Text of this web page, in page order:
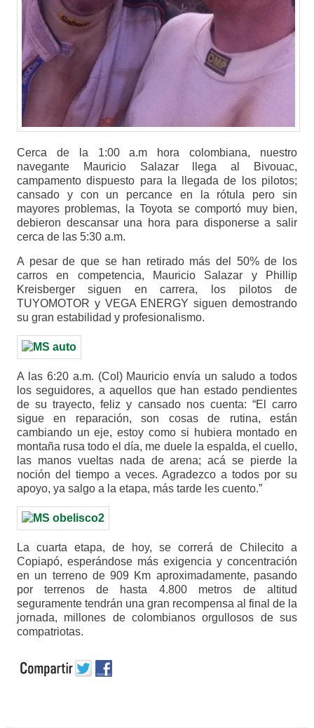
Cerca de la 1:00 a.m hora colombiana, nuestro
navegante Mauricio Salazar llega al Bivouac,
campamento dispuesto para la llegada de los pilotos;
cansado y con un percance en la rótula pero sin
mayores problemas, la Toyota se comportó muy bien,
debieron descansar una hora para disponerse a salir
cerca de las 5:30 a.m.
A pesar de que se han retirado más del 50% de los
carros en competencia, Mauricio Salazar y Phillip
Kreisberger siguen en carrera, los pilotos de
TUYOMOTOR y VEGA ENERGY siguen demostrando
su gran estabilidad y profesionalismo.
A las 6:20 a.m. (Col) Mauricio envía un saludo a todos
los seguidores, a aquellos que han estado pendientes
de su trayecto, feliz y cansado nos cuenta: “El carro
sigue en reparación, son cosas de rutina, están
cambiando un eje, estoy como si hubiera montado en
montaña rusa todo el día, me duele la espalda, el cuello,
las manos vueltas nada de arena; acá se pierde la
noción del tiempo a veces. Agradezco a todos por su
apoyo, ya salgo a la etapa, más tarde les cuento.”
La cuarta etapa, de hoy, se correrá de Chilecito a
Copiapó, esperándose más exigencia y concentración
en un terreno de 909 Km aproximadamente, pasando
por terrenos de hasta 4.800 metros de altitud
seguramente tendrán una gran recompensa al final de la
jornada, millones de colombianos orgullosos de sus
compatriotas.